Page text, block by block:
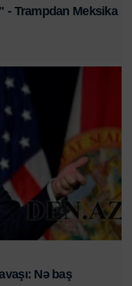
- Trampdan Meksika
Nə baş